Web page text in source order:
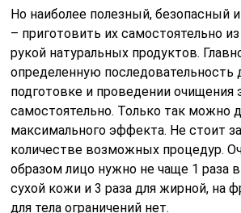
Но наиболее полезный, безопасный
– приготовить их самостоятельно
рукой натуральных продуктов.
определенную последовательность
подготовке и проведении очищения
самостоятельно. Только так можно
максимального эффекта. Не стоит
количестве возможных процедур.
образом лицо нужно не чаще 1 раза
сухой кожи и 3 раза для жирной, на
для тела ограничений нет.